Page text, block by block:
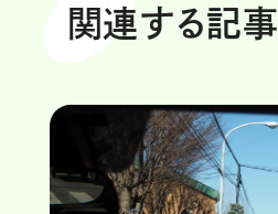
関連する記事